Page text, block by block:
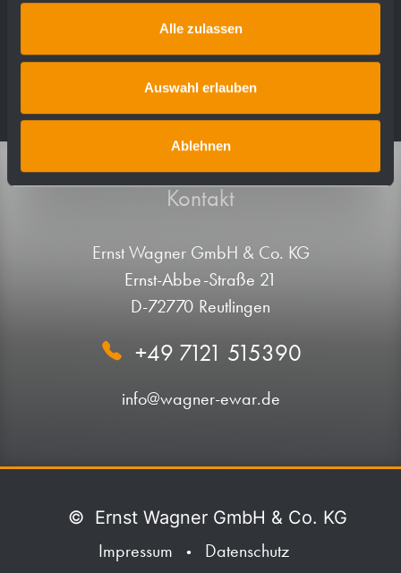
Alle zulassen
Auswahl erlauben
Ablehnen
Kontakt
Ernst Wagner GmbH & Co. KG
Ernst-Abbe-Straße 21
D-72770 Reutlingen
+49 7121 515390
info@wagner-ewar.de
© Ernst Wagner GmbH & Co. KG
Impressum
• Datenschutz